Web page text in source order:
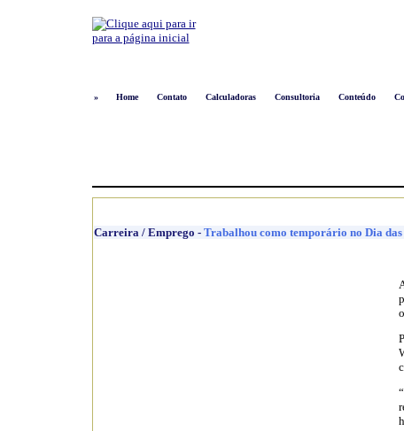
»
Home Contato Calculadoras Consultoria Conteúdo
Carreira / Emprego - Trabalhou como temporário no Dia